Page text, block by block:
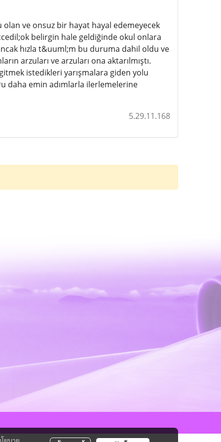
ve onsuz bir hayat hayal edemeyecek
belirgin hale geldiğinde okul onlara
hızla t&uuml;m bu duruma dahil oldu ve
arzuları ve arzuları ona aktarılmıştı.
istedikleri yarışmalara giden yolu
daha emin adımlarla ilerlemelerine
5.29.11.168